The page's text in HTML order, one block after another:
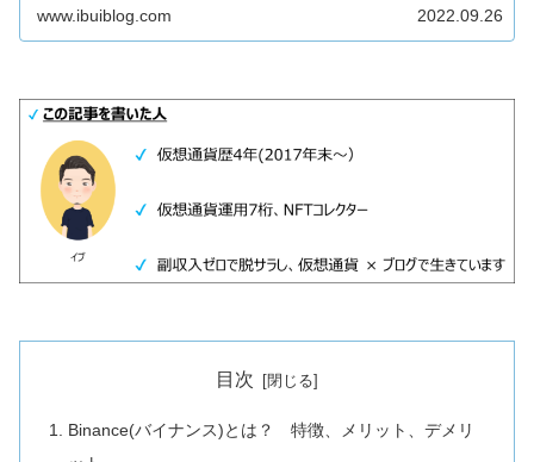
www.ibuiblog.com 2022.09.26
目次
Binance(バイナンス)とは？ 特徴、メリット、デメリ